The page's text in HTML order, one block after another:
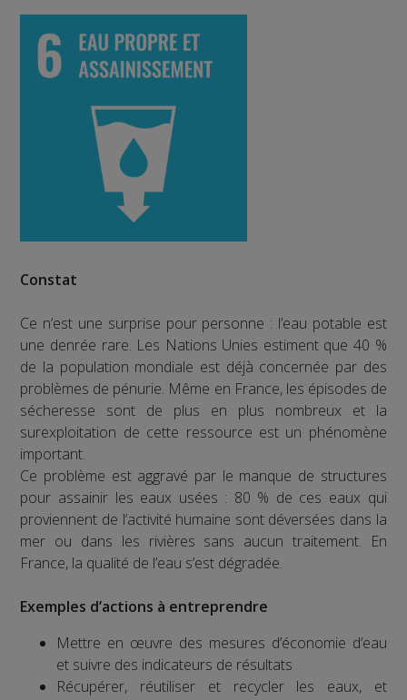
Constat
Ce n’est une surprise pour personne : l’eau potable est
une denrée rare. Les Nations Unies estiment que 40 %
de la population mondiale est déjà concernée par des
problèmes de pénurie. Même en France, les épisodes de
sécheresse sont de plus en plus nombreux et la
surexploitation de cette ressource est un phénomène
important.
Ce problème est aggravé par le manque de structures
pour assainir les eaux usées : 80 % de ces eaux qui
proviennent de l’activité humaine sont déversées dans la
mer ou dans les rivières sans aucun traitement. En
France, la qualité de l’eau s’est dégradée.
Exemples d’actions à entreprendre
Mettre en œuvre des mesures d’économie d’eau
et suivre des indicateurs de résultats
Récupérer, réutiliser et recycler les eaux, et